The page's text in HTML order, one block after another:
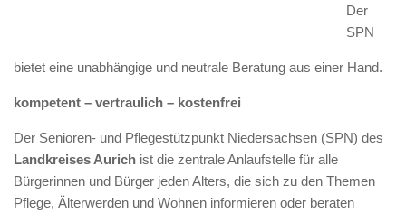
Der
SPN
bietet eine unabhängige und neutrale Beratung aus einer Hand.
kompetent – vertraulich – kostenfrei
Der Senioren- und Pflegestützpunkt Niedersachsen (SPN) des
Landkreises Aurich ist die zentrale Anlaufstelle für alle
Bürgerinnen und Bürger jeden Alters, die sich zu den Themen
Pflege, Älterwerden und Wohnen informieren oder beraten